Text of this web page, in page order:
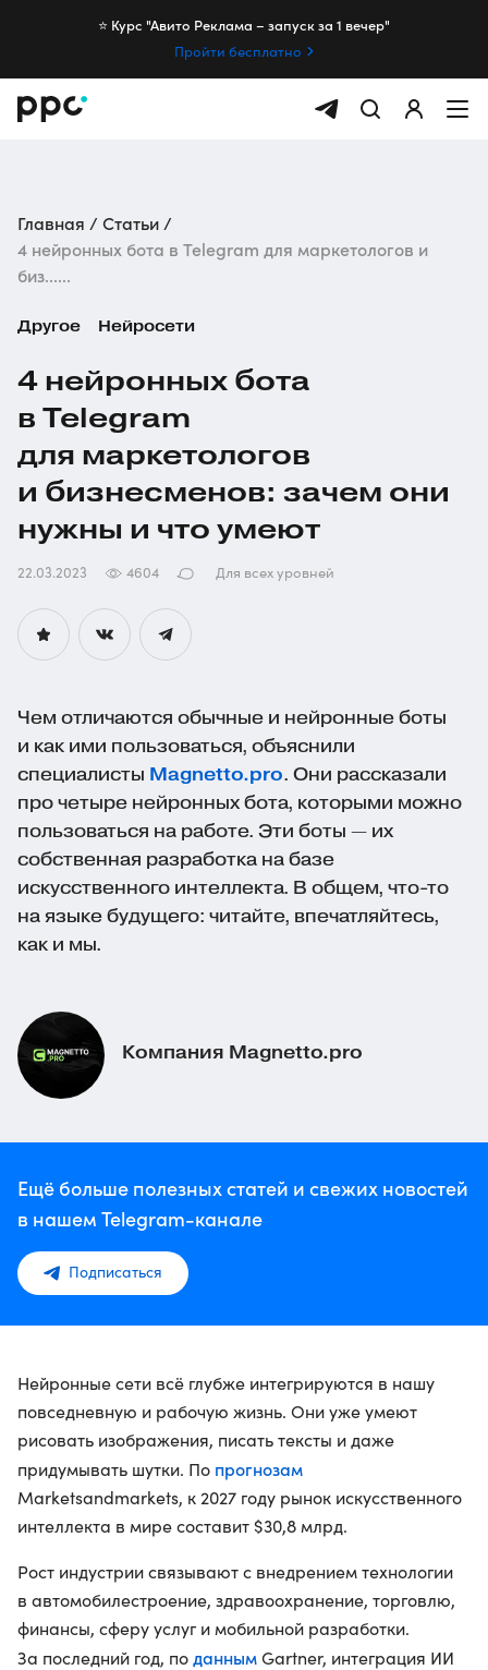
⭐️ Курс "Авито Реклама – запуск за 1 вечер"
Пройти бесплатно
Главная
Статьи
4 нейронных бота в Telegram для маркетологов и
биз......
Другое Нейросети
4 нейронных бота
в Telegram
для маркетологов
и бизнесменов: зачем они
нужны и что умеют
22.03.2023 4604 Для всех уровней
Чем отличаются обычные и нейронные боты
и как ими пользоваться, объяснили
специалисты Magnetto.pro. Они рассказали
про четыре нейронных бота, которыми можно
пользоваться на работе. Эти боты — их
собственная разработка на базе
искусственного интеллекта. В общем, что-то
на языке будущего: читайте, впечатляйтесь,
как и мы.
Компания Magnetto.pro
Ещё больше полезных статей и свежих новостей
в нашем Telegram-канале
Подписаться
Нейронные сети всё глубже интегрируются в нашу
повседневную и рабочую жизнь. Они уже умеют
рисовать изображения, писать тексты и даже
придумывать шутки. По прогнозам
Marketsandmarkets, к 2027 году рынок искусственного
интеллекта в мире составит $30,8 млрд.
Рост индустрии связывают с внедрением технологии
в автомобилестроение, здравоохранение, торговлю,
финансы, сферу услуг и мобильной разработки.
За последний год, поданнымGartner, интеграция ИИ